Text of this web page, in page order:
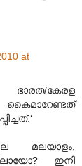
at
ഭാരത/കേരള
മലയാളം,
ഇനി